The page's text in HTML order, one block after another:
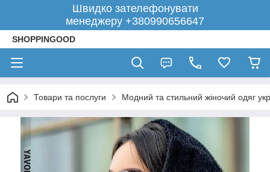
Швидко зателефонувати
менеджеру +380990656647
SHOPPINGOOD
Товари та послуги Модний та стильний жіночий одяг